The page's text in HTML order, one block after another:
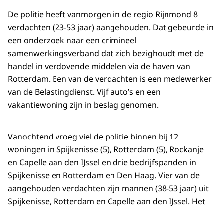
De politie heeft vanmorgen in de regio Rijnmond 8
verdachten (23-53 jaar) aangehouden. Dat gebeurde in
een onderzoek naar een crimineel
samenwerkingsverband dat zich bezighoudt met de
handel in verdovende middelen via de haven van
Rotterdam. Een van de verdachten is een medewerker
van de Belastingdienst. Vijf auto’s en een
vakantiewoning zijn in beslag genomen.
Vanochtend vroeg viel de politie binnen bij 12
woningen in Spijkenisse (5), Rotterdam (5), Rockanje
en Capelle aan den IJssel en drie bedrijfspanden in
Spijkenisse en Rotterdam en Den Haag. Vier van de
aangehouden verdachten zijn mannen (38-53 jaar) uit
Spijkenisse, Rotterdam en Capelle aan den IJssel. Het